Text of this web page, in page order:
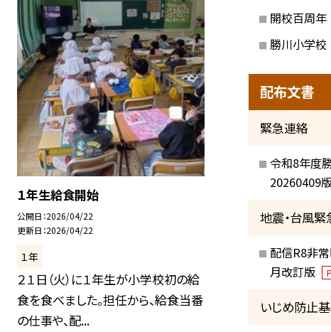
１年生給食開始
公開日 2026/04/22
更新日 2026/04/22
１年
２１日（火）に１年生が小学校初の給
食を食べました。担任から、給食当番
の仕事や、配...
開校百周年
勝川小学校
配布文書
緊急連絡
令和8年度
20260409
地震・台風
配信R8非
月改訂版
いじめ防止